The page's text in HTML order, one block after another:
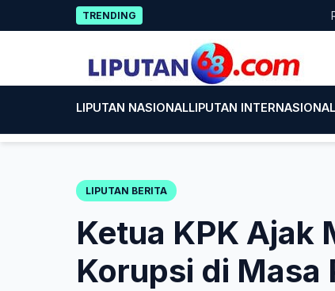
to
TRENDING
LIPUTAN NASIONALLIPUTAN INTERNASIONAL
LIPUTAN BERITA
Ketua KPK Ajak
Korupsi di Masa